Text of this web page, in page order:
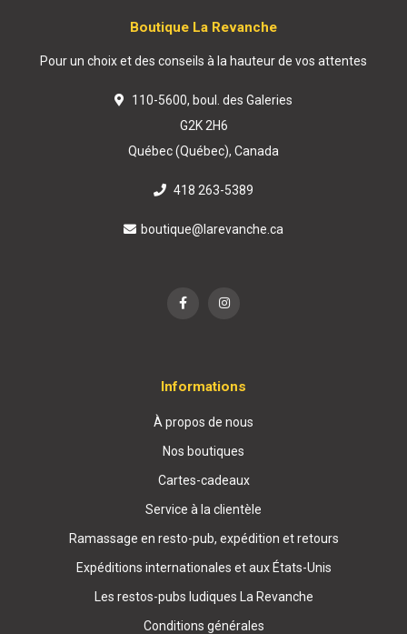
Boutique La Revanche
Pour un choix et des conseils à la hauteur de vos attentes
110-5600, boul. des Galeries
G2K 2H6
Québec (Québec), Canada
418 263-5389
boutique@larevanche.ca
Informations
À propos de nous
Nos boutiques
Cartes-cadeaux
Service à la clientèle
Ramassage en resto-pub, expédition et retours
Expéditions internationales et aux États-Unis
Les restos-pubs ludiques La Revanche
Conditions générales